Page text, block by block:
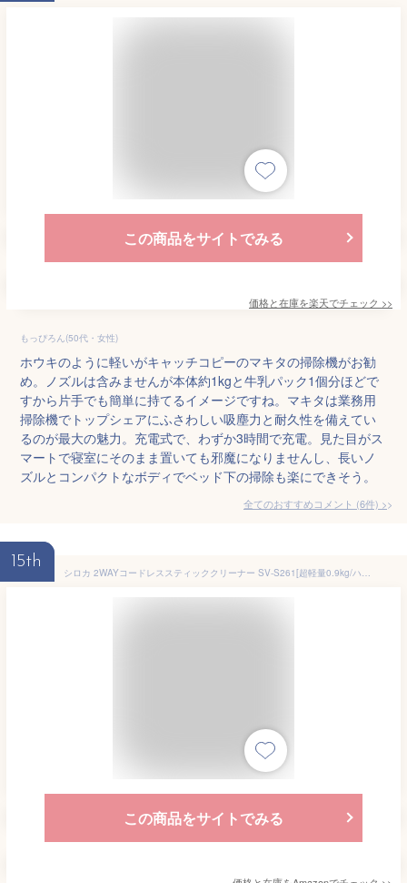
この商品をサイトでみる
価格と在庫を楽天でチェック >>
もっぴろん(50代・女性)
ホウキのように軽いがキャッチコピーのマキタの掃除機がお勧
め。ノズルは含みませんが本体約1kgと牛乳パック1個分ほどで
すから片手でも簡単に持てるイメージですね。マキタは業務用
掃除機でトップシェアにふさわしい吸塵力と耐久性を備えてい
るのが最大の魅力。充電式で、わずか3時間で充電。見た目がス
マートで寝室にそのまま置いても邪魔になりませんし、長いノ
ズルとコンパクトなボディでベッド下の掃除も楽にできそう。
全てのおすすめコメント (6件) >
15th
シロカ 2WAYコードレススティッククリーナー SV-S261[超軽量0.9kg/ハンディ可/洗えるダストカップ]
この商品をサイトでみる